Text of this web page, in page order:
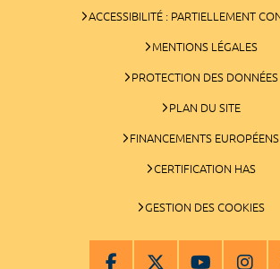
ACCESSIBILITÉ : PARTIELLEMENT
MENTIONS LÉGALES
PROTECTION DES DONNÉES
PLAN DU SITE
FINANCEMENTS EUROPÉENS
CERTIFICATION HAS
GESTION DES COOKIES